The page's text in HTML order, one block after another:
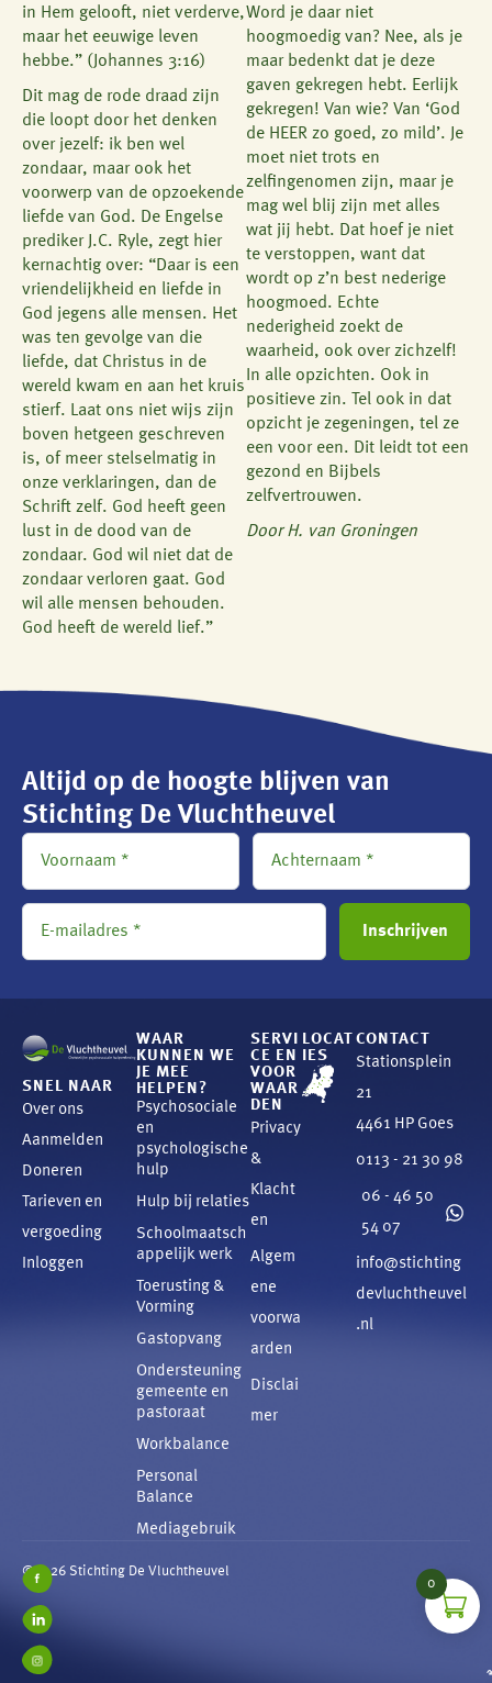
in Hem gelooft, niet verderve,
maar het eeuwige leven
hebbe.” (Johannes 3:16)
Dit mag de rode draad zijn
die loopt door het denken
over jezelf: ik ben wel
zondaar, maar ook het
voorwerp van de opzoekende
liefde van God. De Engelse
prediker J.C. Ryle, zegt hier
kernachtig over: “Daar is een
vriendelijkheid en liefde in
God jegens alle mensen. Het
was ten gevolge van die
liefde, dat Christus in de
wereld kwam en aan het kruis
stierf. Laat ons niet wijs zijn
boven hetgeen geschreven
is, of meer stelselmatig in
onze verklaringen, dan de
Schrift zelf. God heeft geen
lust in de dood van de
zondaar. God wil niet dat de
zondaar verloren gaat. God
wil alle mensen behouden.
God heeft de wereld lief.”
Word je daar niet
hoogmoedig van? Nee, als je
maar bedenkt dat je deze
gaven gekregen hebt. Eerlijk
gekregen! Van wie? Van ‘God
de HEER zo goed, zo mild’. Je
moet niet trots en
zelfingenomen zijn, maar je
mag wel blij zijn met alles
wat jij hebt. Dat hoef je niet
te verstoppen, want dat
wordt op z’n best nederige
hoogmoed. Echte
nederigheid zoekt de
waarheid, ook over zichzelf!
In alle opzichten. Ook in
positieve zin. Tel ook in dat
opzicht je zegeningen, tel ze
een voor een. Dit leidt tot een
gezond en Bijbels
zelfvertrouwen.
Door H. van Groningen
Altijd op de hoogte blijven van
Stichting De Vluchtheuvel
SNEL NAAR
Over ons
Aanmelden
Doneren
Tarieven en
vergoeding
Inloggen
WAAR
KUNNEN WE
JE MEE
HELPEN?
Psychosociale
en
psychologische
hulp
Hulp bij relaties
Schoolmaatsch
appelijk werk
Toerusting &
Vorming
Gastopvang
Ondersteuning
gemeente en
pastoraat
Workbalance
Personal
Balance
Mediagebruik
SERVI
CE EN
VOOR
WAAR
DEN
Privacy
&
Klacht
en
Algem
ene
voorwa
arden
Disclai
mer
LOCAT
IES
CONTACT
Stationsplein
21
4461 HP Goes
0113 - 21 30 98
06 - 46 50
54 07
info@stichting
devluchtheuvel
.nl
©2026 Stichting De Vluchtheuvel
0